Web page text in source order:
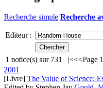
Recherche simple Recherche
Editeur :
1 notice(s) sur 731 |<<<Page 1
2001
[Livre] The Value of Science: